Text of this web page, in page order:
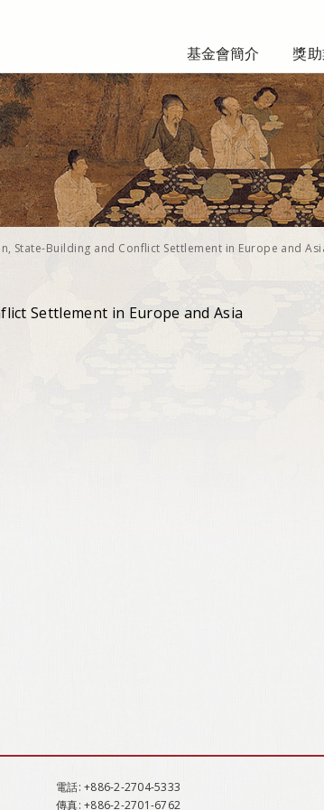
基金會簡介 獎
State-Building and Conflict Settlement in Europe and
Settlement in Europe and Asia
電話: +886-2-2704-5333
傳真: +886-2-2701-6762